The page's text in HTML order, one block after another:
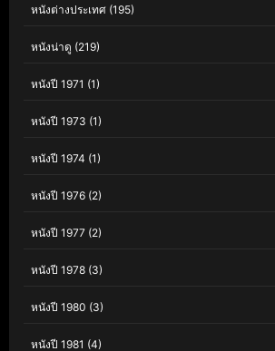
หนังต่างประเทศ (195)
หนังน่าดู (219)
หนังปี 1971 (1)
หนังปี 1973 (1)
หนังปี 1974 (1)
หนังปี 1976 (2)
หนังปี 1977 (2)
หนังปี 1978 (3)
หนังปี 1980 (3)
หนังปี 1981 (4)